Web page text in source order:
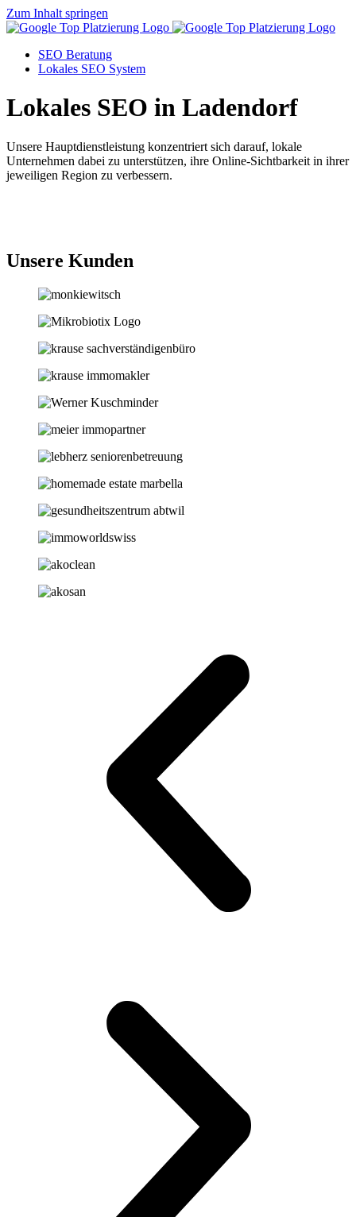
Zum Inhalt springen
SEO Beratung
Lokales SEO System
Lokales SEO in Ladendorf
Unsere Hauptdienstleistung konzentriert sich darauf, lokale
Unternehmen dabei zu unterstützen, ihre Online-Sichtbarkeit in ihrer
jeweiligen Region zu verbessern.
Unsere Kunden